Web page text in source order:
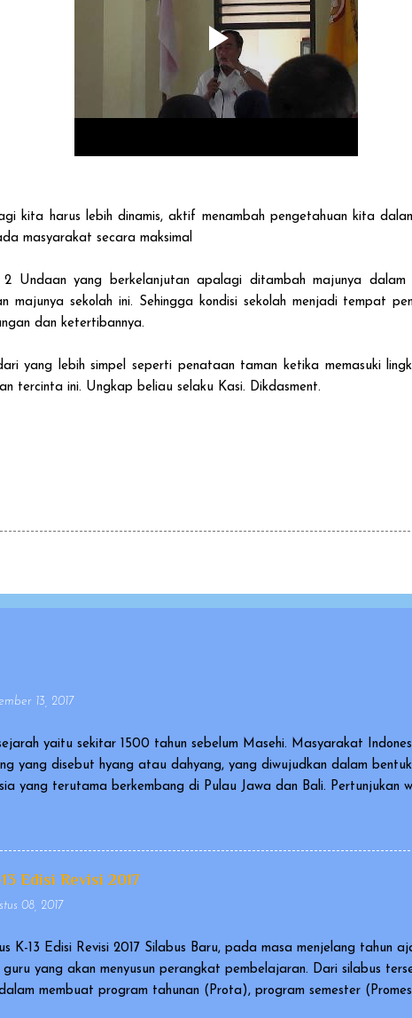
kita harus lebih dinamis, aktif menambah pengetahuan kita
masyarakat secara maksimal
Undaan yang berkelanjutan apalagi ditambah majunya
majunya sekolah ini. Sehingga kondisi sekolah menjadi tempat
dan ketertibannya.
yang lebih simpel seperti penataan taman ketika memasuki
tercinta ini. Ungkap beliau selaku Kasi. Dikdasment.
13, 2017
yaitu sekitar 1500 tahun sebelum Masehi. Masyarakat
yang disebut hyang atau dahyang, yang diwujudkan dalam
yang terutama berkembang di Pulau Jawa dan Bali. Pertunjukan
and Intangible Heritage of Humanity). Ada versi wayang yang
wayang orang, dan ada pula wayang yang berupa sekumpulan
diantaranya berupa wayang kulit atau wayang golek. Cerita yang
Edisi Revisi 2017
08, 2017
K-13 Edisi Revisi 2017 Silabus Baru, pada masa menjelang tahun
yang akan menyusun perangkat pembelajaran. Dari silabus
membuat program tahunan (Prota), program semester